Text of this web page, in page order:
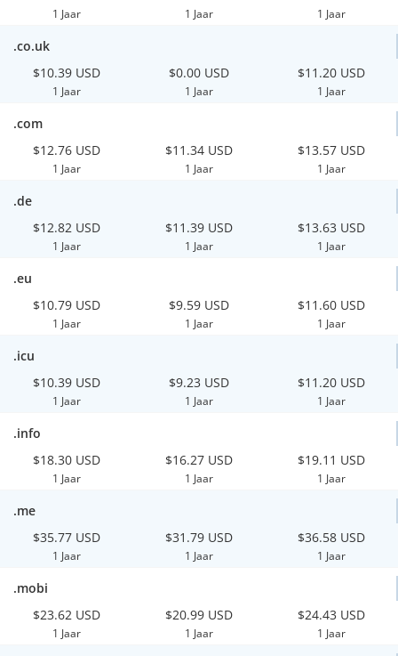
1 Jaar 1 Jaar 1 Jaar
.co.uk
$10.39 USD
1 Jaar
$0.00 USD
1 Jaar
$11.20 USD
1 Jaar
.com
$12.76 USD
1 Jaar
$11.34 USD
1 Jaar
$13.57 USD
1 Jaar
.de
$12.82 USD
1 Jaar
$11.39 USD
1 Jaar
$13.63 USD
1 Jaar
.eu
$10.79 USD
1 Jaar
$9.59 USD
1 Jaar
$11.60 USD
1 Jaar
.icu
$10.39 USD
1 Jaar
$9.23 USD
1 Jaar
$11.20 USD
1 Jaar
.info
$18.30 USD
1 Jaar
$16.27 USD
1 Jaar
$19.11 USD
1 Jaar
.me
$35.77 USD
1 Jaar
$31.79 USD
1 Jaar
$36.58 USD
1 Jaar
.mobi
$23.62 USD
1 Jaar
$20.99 USD
1 Jaar
$24.43 USD
1 Jaar